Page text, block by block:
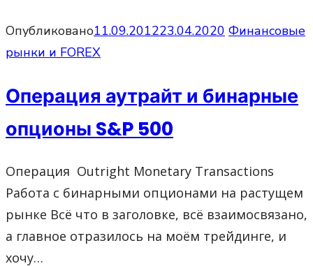
Опубликовано11.09.201223.04.2020 Финансовые
рынки и FOREX
Операция аутрайт и бинарные
опционы S&P 500
Операция Outright Monetary Transactions
Работа с бинарными опционами на растущем
рынке Всё что в заголовке, всё взаимосвязано,
а главное отразилось на моём трейдинге, и
хочу…